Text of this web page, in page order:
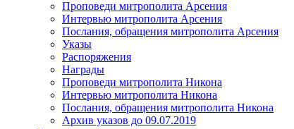
Проповеди митрополита Арсения
Интервью митрополита Арсения
Послания, обращения митрополита Арсения
Указы
Распоряжения
Награды
Проповеди митрополита Никона
Интервью митрополита Никона
Послания, обращения митрополита Никона
Архив указов до 09.07.2019